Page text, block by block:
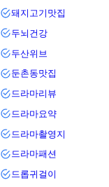
돼지고기맛집
두뇌건강
두산위브
둔촌동맛집
드라마리뷰
드라마요약
드라마촬영지
드라마패션
드롭귀걸이